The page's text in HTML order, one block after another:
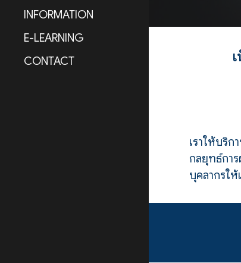
INFORMATION
E-LEARNING
CONTACT
เราให้บริก
กลยุทธ์กา
บุคลากรใ